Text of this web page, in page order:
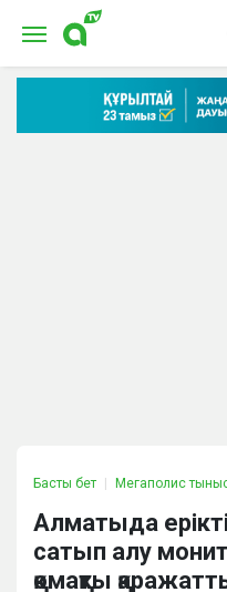
Басты бет Мегаполис
Алматыда
сатып алу
қомақты